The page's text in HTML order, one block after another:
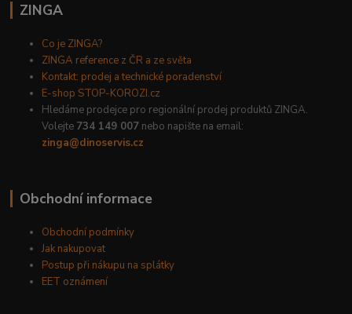
ZINGA
Co je ZINGA?
ZINGA reference z ČR a ze světa
Kontakt: prodej a technické poradenství
E-shop STOP-KOROZI.cz
Hledáme prodejce pro regionální prodej produktů ZINGA.
Volejte 734 149 007 nebo napište na email:
zinga@dinoservis.cz
Obchodní informace
Obchodní podmínky
Jak nakupovat
Postup při nákupu na splátky
EET oznámení